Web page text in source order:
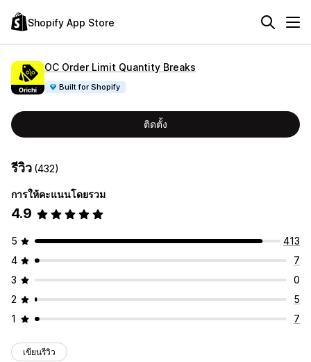
Shopify App Store
OC Order Limit Quantity Breaks
Built for Shopify
ติดตั้ง
รีวิว (432)
การให้คะแนนโดยรวม
4.9
5
413
4
7
3
0
2
5
1
7
เขียนรีวิว